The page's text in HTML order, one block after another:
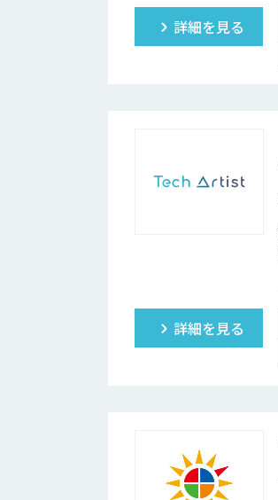
詳細を見る
詳細を見る